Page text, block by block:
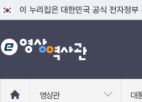
이 누리집은 대한민국 공식 전자정부
공식 누리집 주소 확인하기
go.kr 주소를 사용하는 누리집은 대
영상관 대